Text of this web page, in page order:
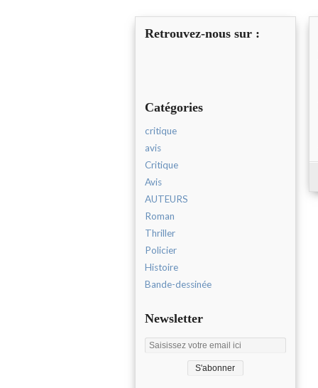
Retrouvez-nous sur :
Catégories
critique
avis
Critique
Avis
AUTEURS
Roman
Thriller
Policier
Histoire
Bande-dessinée
Newsletter